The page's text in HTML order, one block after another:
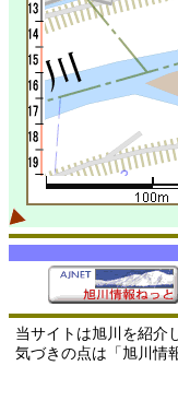
当サイトは旭川を紹介
気づきの点は「旭川情